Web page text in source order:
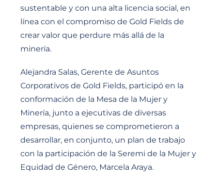
sustentable y con una alta licencia social, en
línea con el compromiso de Gold Fields de
crear valor que perdure más allá de la
minería.
Alejandra Salas, Gerente de Asuntos
Corporativos de Gold Fields, participó en la
conformación de la Mesa de la Mujer y
Minería, junto a ejecutivas de diversas
empresas, quienes se comprometieron a
desarrollar, en conjunto, un plan de trabajo
con la participación de la Seremi de la Mujer y
Equidad de Género, Marcela Araya.